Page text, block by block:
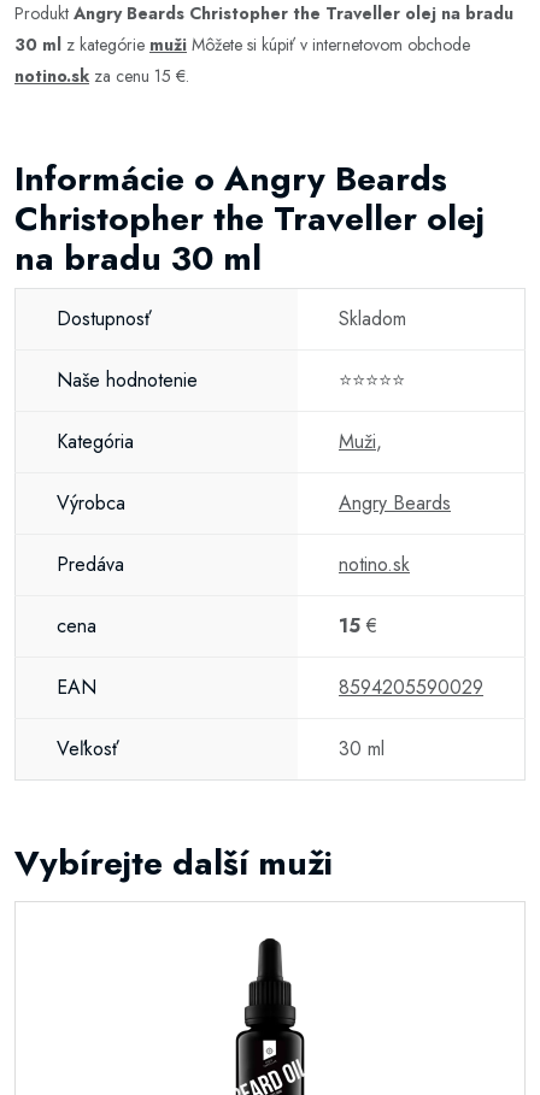
Produkt Angry Beards Christopher the Traveller olej na bradu
30 ml z kategórie muži Môžete si kúpiť v internetovom obchode
notino.sk za cenu 15 €.
Informácie o Angry Beards
Christopher the Traveller olej
na bradu 30 ml
Dostupnosť Skladom
Naše hodnotenie ⭐⭐⭐⭐⭐
Kategória Muži,
Výrobca Angry Beards
Predáva notino.sk
cena 15 €
EAN 8594205590029
Veľkosť 30 ml
Vybírejte další muži